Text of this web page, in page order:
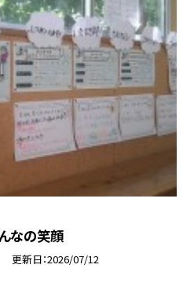
なの笑顔
更新日 2026/07/12